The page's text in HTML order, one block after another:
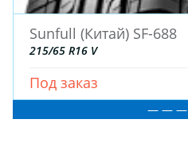
Sunfull (Китай) SF-688
215/65 R16 V
Под заказ
— — —